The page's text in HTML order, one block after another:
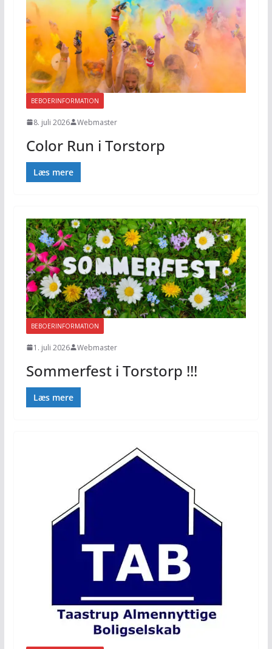
BEBOERINFORMATION
8. juli 2026 Webmaster
Color Run i Torstorp
Læs mere
BEBOERINFORMATION
1. juli 2026 Webmaster
Sommerfest i Torstorp !!!
Læs mere